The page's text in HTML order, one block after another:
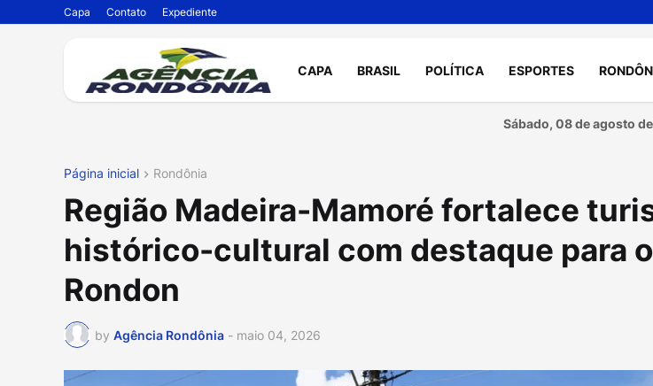
Capa Contato Expediente
CAPA BRASIL POLÍTICA ESPORTES
Sábado, 08 de agosto
Página inicial Rondônia
Região Madeira-Mamoré fortalece
histórico-cultural com destaque para
Rondon
by Agência Rondônia - maio 04, 2026